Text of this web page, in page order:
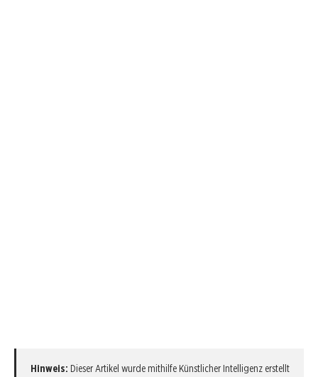
Hinweis: Dieser Artikel wurde mithilfe Künstlicher Intelligenz erstellt